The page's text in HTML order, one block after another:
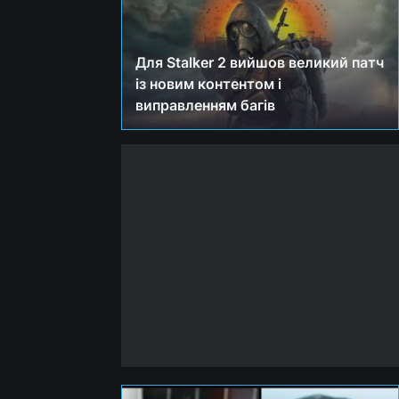
Для Stalker 2 вийшов великий патч
із новим контентом і
виправленням багів